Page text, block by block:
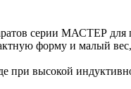
серии МАСТЕР для
форму и малый вес,
высокой